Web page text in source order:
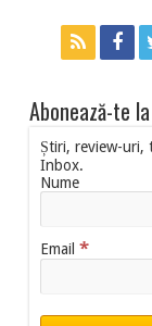
Abonează-te
Știri, review-uri,
Inbox.
Nume
Email *